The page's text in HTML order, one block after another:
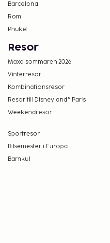
Barcelona
Rom
Phuket
Resor
Maxa sommaren 2026
Vinterresor
Kombinationsresor
Resor till Disneyland® Paris
Weekendresor
Sportresor
Bilsemester i Europa
Barnkul